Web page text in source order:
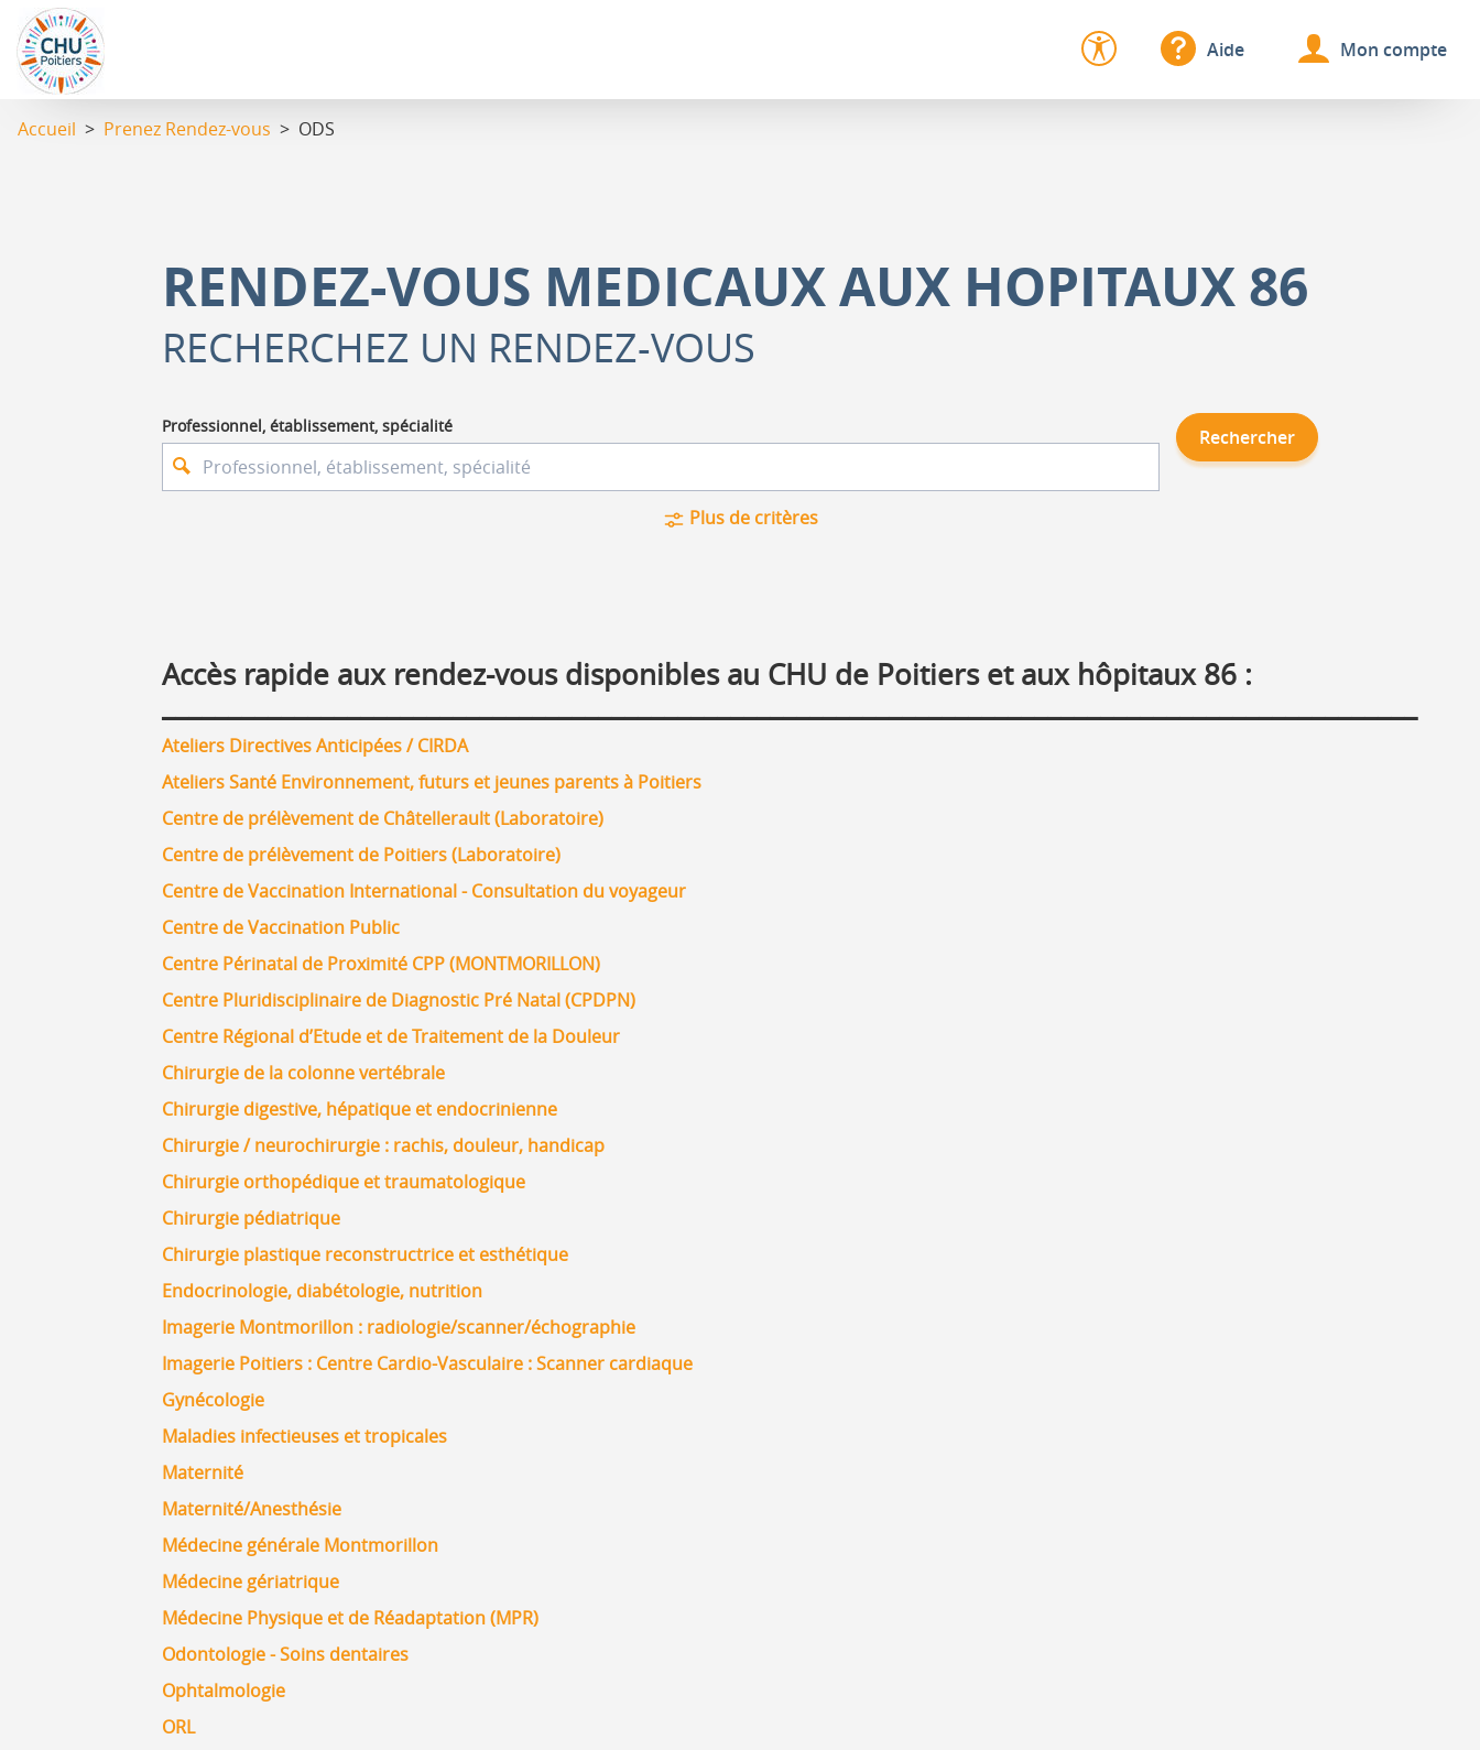
Aller
au
contenu
principal
Aide Mon compte
Accueil > Prenez Rendez-vous > ODS
RENDEZ-VOUS MEDICAUX AUX HOPITAUX 86
RECHERCHEZ UN RENDEZ-VOUS
Professionnel, établissement, spécialité Rechercher
Plus de critères
Accès rapide aux rendez-vous disponibles au CHU de Poitiers et aux hôpitaux 86 :
Ateliers Directives Anticipées / CIRDA
Ateliers Santé Environnement, futurs et jeunes parents à Poitiers
Centre de prélèvement de Châtellerault (Laboratoire)
Centre de prélèvement de Poitiers (Laboratoire)
Centre de Vaccination International - Consultation du voyageur
Centre de Vaccination Public
Centre Périnatal de Proximité CPP (MONTMORILLON)
Centre Pluridisciplinaire de Diagnostic Pré Natal (CPDPN)
Centre Régional d’Etude et de Traitement de la Douleur
Chirurgie de la colonne vertébrale
Chirurgie digestive, hépatique et endocrinienne
Chirurgie / neurochirurgie : rachis, douleur, handicap
Chirurgie orthopédique et traumatologique
Chirurgie pédiatrique
Chirurgie plastique reconstructrice et esthétique
Endocrinologie, diabétologie, nutrition
Imagerie Montmorillon : radiologie/scanner/échographie
Imagerie Poitiers : Centre Cardio-Vasculaire : Scanner cardiaque
Gynécologie
Maladies infectieuses et tropicales
Maternité
Maternité/Anesthésie
Médecine générale Montmorillon
Médecine gériatrique
Médecine Physique et de Réadaptation (MPR)
Odontologie - Soins dentaires
Ophtalmologie
ORL